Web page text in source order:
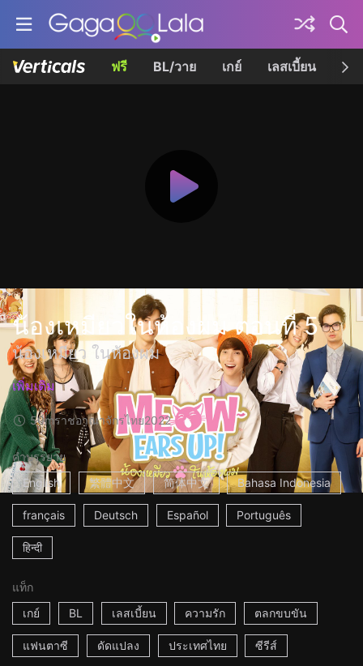
ฟรี BL/วาย เกย์ เลสเบี้ยน เค
น้องเหมียวในห้องผม ตอนที่ 5
น้องเหมียว ในห้องผม
เพิ่มเติม
50mราชอาณาจักรไทย2022
คำบรรยาย
English
繁體中文 简体中文 Bahasa Indonesia
français Deutsch Español Português
हिन्दी
แท็ก
เกย์
BL เลสเบี้ยน ความรัก ตลกขบขัน
แฟนตาซี ดัดแปลง ประเทศไทย ซีรีส์